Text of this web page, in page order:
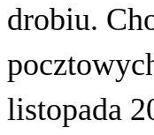
drobiu.
listopada